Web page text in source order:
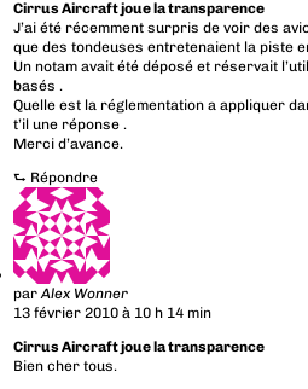
Cirrus Aircraft joue la transparence
J’ai été récemment surpris de voir des
que des tondeuses entretenaient la piste
Un notam avait été déposé et réservait
basés .
Quelle est la réglementation a appliquer
t’il une réponse .
Merci d’avance.
⮑ Répondre
parAlex Wonner
13 février 2010 à 10 h 14 min
Cirrus Aircraft joue la transparence
Bien cher tous.